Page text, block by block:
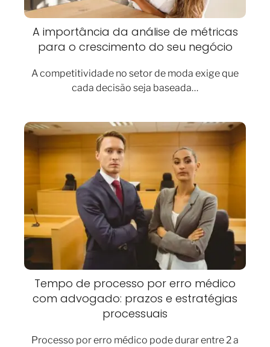
A importância da análise de métricas
para o crescimento do seu negócio
A competitividade no setor de moda exige que
cada decisão seja baseada…
Tempo de processo por erro médico
com advogado: prazos e estratégias
processuais
Processo por erro médico pode durar entre 2 a